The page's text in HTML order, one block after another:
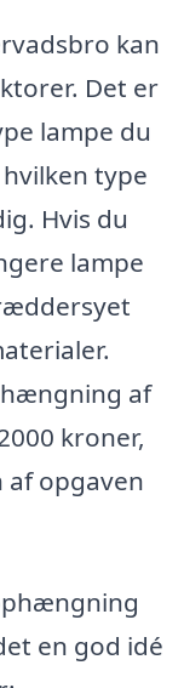
kan
Det er
lampe du
type
Hvis du
lampe
af
kroner,
opgaven
en god idé